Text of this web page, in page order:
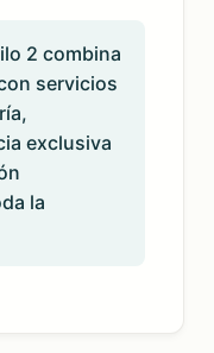
2 combina
servicios
exclusiva
la